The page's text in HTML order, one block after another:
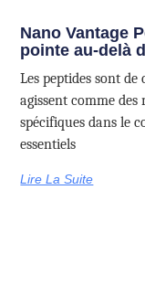
Nano Vantage
pointe au-delà
Les peptides sont
agissent comme
spécifiques dans le
essentiels
Lire La Suite